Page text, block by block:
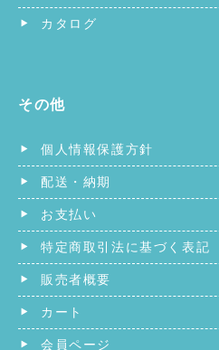
カタログ
その他
個人情報保護方針
配送・納期
お支払い
特定商取引法に基づく表記
販売者概要
カート
会員ページ